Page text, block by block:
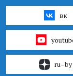
вк
ru–by